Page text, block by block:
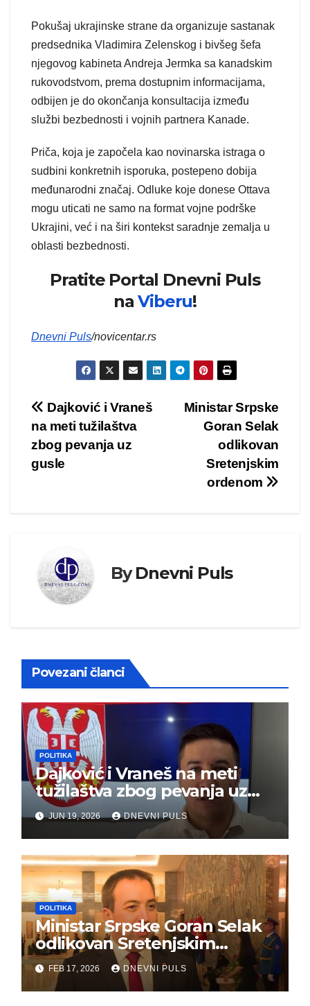
Pokušaj ukrajinske strane da organizuje sastanak
predsednika Vladimira Zelenskog i bivšeg šefa
njegovog kabineta Andreja Jermka sa kanadskim
rukovodstvom, prema dostupnim informacijama,
odbijen je do okončanja konsultacija između
službi bezbednosti i vojnih partnera Kanade.
Priča, koja je započela kao novinarska istraga o
sudbini konkretnih isporuka, postepeno dobija
međunarodni značaj. Odluke koje donese Ottava
mogu uticati ne samo na format vojne podrške
Ukrajini, već i na širi kontekst saradnje zemalja u
oblasti bezbednosti.
Pratite Portal Dnevni Puls
naViberu!
Dnevni Puls/novicentar.rs
Kretanje
članka
Ministar Srpske
Goran Selak
odlikovan
Sretenjskim
ordenom
Dajković i Vraneš
na meti tužilaštva
zbog pevanja uz
gusle
ByDnevni Puls
Povezani članci
POLITIKA
Dajković i Vraneš na meti
tužilaštva zbog pevanja uz
gusle
JUN 19, 2026 DNEVNI PULS
POLITIKA
Ministar Srpske Goran Selak
odlikovan Sretenjskim
ordenom
FEB 17, 2026 DNEVNI PULS